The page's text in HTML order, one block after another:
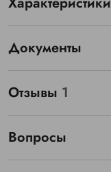
Документы
Отзывы 1
Вопросы